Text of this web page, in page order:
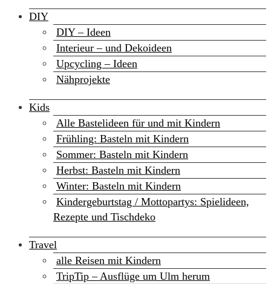
DIY
DIY – Ideen
Interieur – und Dekoideen
Upcycling – Ideen
Nähprojekte
Kids
Alle Bastelideen für und mit Kindern
Frühling: Basteln mit Kindern
Sommer: Basteln mit Kindern
Herbst: Basteln mit Kindern
Winter: Basteln mit Kindern
Kindergeburtstag / Mottopartys: Spielideen,
Rezepte und Tischdeko
Travel
alle Reisen mit Kindern
TripTip – Ausflüge um Ulm herum